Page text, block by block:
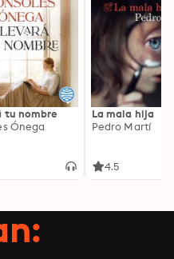
tu nombre
Ónega
La mala hija
Pedro Martí
4.5